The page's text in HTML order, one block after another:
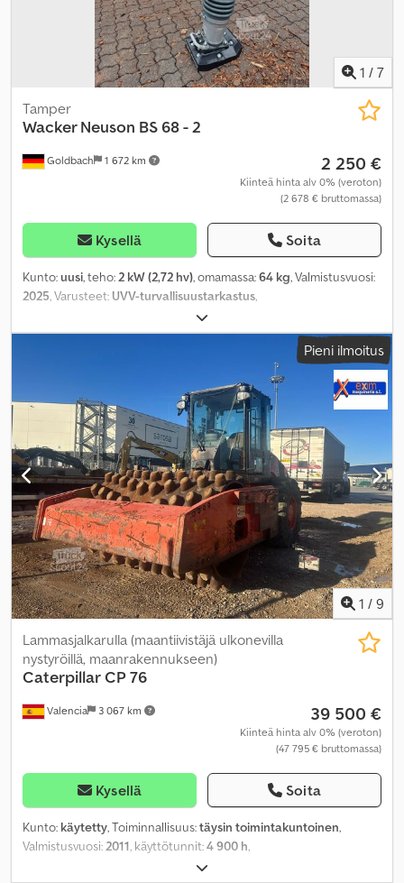
1 / 7
Goldbach 1 672 km
Tamper
Wacker Neuson BS 68 - 2
2 250 €
Kiinteä hinta alv 0% (veroton)
(2 678 € bruttomassa)
Kysellä Soita
Kunto:uusi, teho: 2 kW (2,72 hv), omamassa:64 kg, Valmistusvuosi:
2025 , Varusteet: UVV-turvallisuustarkastus
Pieni ilmoitus
1 / 9
Valencia 3 067 km
Lammasjalkarulla (maantiivistäjä ulkonevilla
nystyröillä, maanrakennukseen)
CaterpillarCP 76
39 500 €
Kiinteä hinta alv 0% (veroton)
(47 795 € bruttomassa)
Kysellä Soita
Kunto: käytetty, Toiminnallisuus:täysin toimintakuntoinen,
Valmistusvuosi:2011, käyttötunnit:4 900 h,